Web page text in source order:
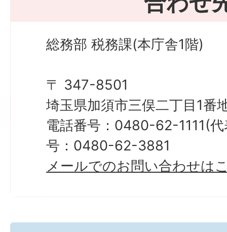
総務部 税務課(本庁舎1階)
〒 347-8501
埼玉県加須市三俣二丁目1番
電話番号：0480-62-1111(
号：0480-62-3881
メールでのお問い合わせは